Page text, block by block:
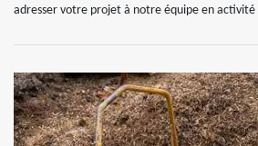
adresser votre projet à notre équipe en activité